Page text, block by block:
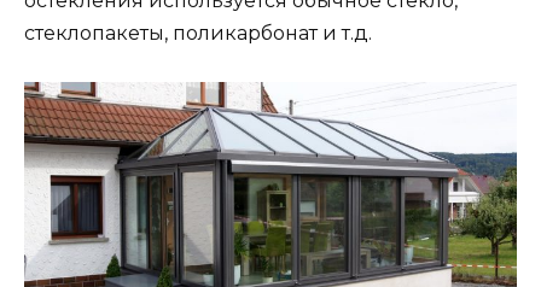
стеклопакеты, поликарбонат и т.д.